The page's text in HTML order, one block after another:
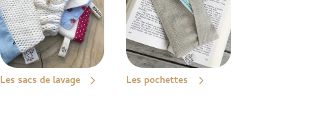
Les sacs de lavage Les pochettes